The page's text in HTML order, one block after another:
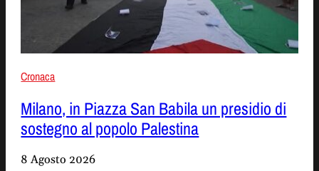
Cronaca
Milano, in Piazza San Babila un presidio di
sostegno al popolo Palestina
8 Agosto 2026